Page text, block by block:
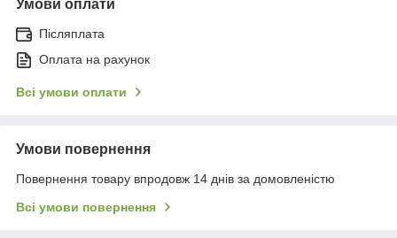
Умови оплати
Післяплата
Оплата на рахунок
Всі умови оплати
Умови повернення
Повернення товару впродовж 14 днів за домовленістю
Всі умови повернення